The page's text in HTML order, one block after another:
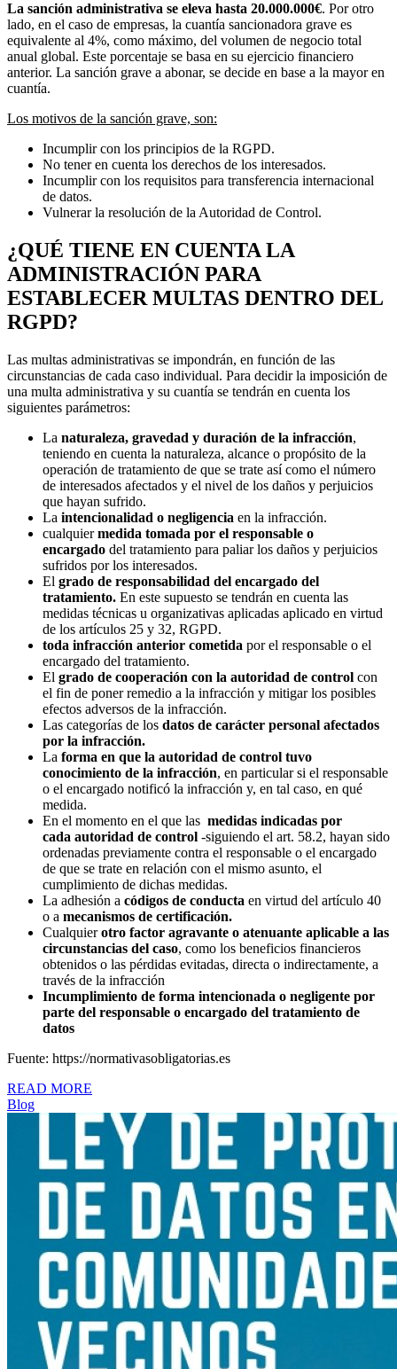
La sanción administrativa se eleva hasta 20.000.000€. Por otro
lado, en el caso de empresas, la cuantía sancionadora grave es
equivalente al 4%, como máximo, del volumen de negocio total
anual global. Este porcentaje se basa en su ejercicio financiero
anterior. La sanción grave a abonar, se decide en base a la mayor en
cuantía.
Los motivos de la sanción grave, son:
Incumplir con los principios de la RGPD.
No tener en cuenta los derechos de los interesados.
Incumplir con los requisitos para transferencia internacional
de datos.
Vulnerar la resolución de la Autoridad de Control.
¿QUÉ TIENE EN CUENTA LA
ADMINISTRACIÓN PARA
ESTABLECER MULTAS DENTRO DEL
RGPD?
Las multas administrativas se impondrán, en función de las
circunstancias de cada caso individual. Para decidir la imposición de
una multa administrativa y su cuantía se tendrán en cuenta los
siguientes parámetros:
La naturaleza, gravedad y duración de la infracción,
teniendo en cuenta la naturaleza, alcance o propósito de la
operación de tratamiento de que se trate así como el número
de interesados afectados y el nivel de los daños y perjuicios
que hayan sufrido.
La intencionalidad o negligencia en la infracción.
cualquiermedida tomada por el responsable o
encargado del tratamiento para paliar los daños y perjuicios
sufridos por los interesados.
El grado de responsabilidad del encargado del
tratamiento. En este supuesto se tendrán en cuenta las
medidas técnicas u organizativas aplicadas aplicado en virtud
de los artículos 25 y 32, RGPD.
toda infracción anterior cometida por el responsable o el
encargado del tratamiento.
El grado de cooperación con la autoridad de control con
el fin de poner remedio a la infracción y mitigar los posibles
efectos adversos de la infracción.
Las categorías de los datos de carácter personal afectados
por la infracción.
La forma en que la autoridad de control tuvo
conocimiento de la infracción, en particular si el responsable
o el encargado notificó la infracción y, en tal caso, en qué
medida.
En el momento en el que las medidas indicadas por
cada autoridad de control -siguiendo el art. 58.2, hayan sido
ordenadas previamente contra el responsable o el encargado
de que se trate en relación con el mismo asunto, el
cumplimiento de dichas medidas.
La adhesión a códigos de conducta en virtud del artículo 40
o a mecanismos de certificación.
Cualquierotro factor agravante o atenuante aplicable a las
circunstancias del caso, como los beneficios financieros
obtenidos o las pérdidas evitadas, directa o indirectamente, a
través de la infracción
Incumplimiento de forma intencionada o negligente por
parte del responsable o encargado del tratamiento de
datos
Fuente: https://normativasobligatorias.es
READ MORE
Blog